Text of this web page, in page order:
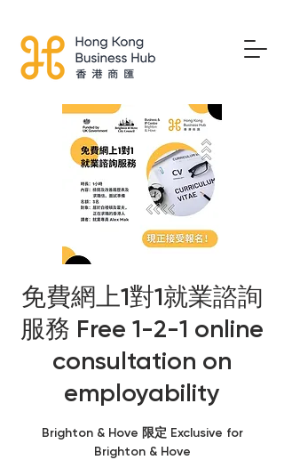
免費網上1對1就業諮詢
服務 Free 1-2-1 online
consultation on
employability
Brighton & Hove 限定 Exclusive for
Brighton & Hove